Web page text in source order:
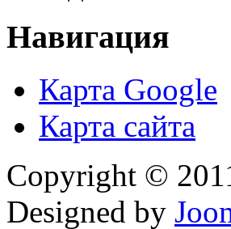
Навигация
Карта Google
Карта сайта
Copyright ©
Designed by